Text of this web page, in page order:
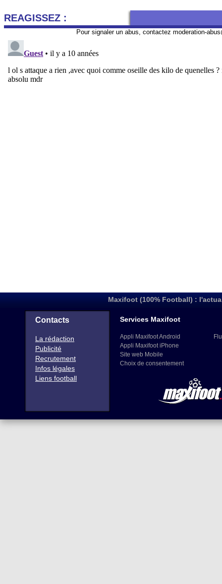
REAGISSEZ :
Pour signaler un abus, contactez moderation-
Maxifoot (100% Football) :
Contacts
La rédaction
Publicité
Recrutement
Infos légales
Liens football
Services Maxifoot
Appli Maxifoot Android
Appli Maxifoot iPhone
Site web Mobile
Choix de consentement